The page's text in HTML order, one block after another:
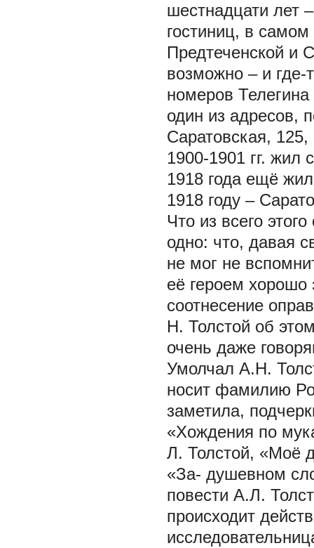
шестнадцати лет
гостиниц, в
Предтеченской и
возможно – и где-
номеров
один из адресов,
Саратовская,
1900-1901 гг.
1918 года ещё
1918 году –
Что из всего
одно: что, давая
не мог не
её героем
соотнесение
Н. Толстой об
очень даже
Умолчал А.Н.
носит фамилию
заметила,
«Хождения по
Л. Толстой, «Моё
«За- душевном
повести А.Л.
происходит